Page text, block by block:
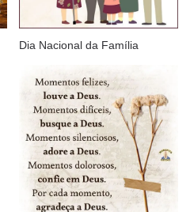
Dia Nacional da Família